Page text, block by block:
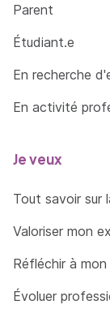
Parent
Étudiant.e
En recherche
En activité
Je veux
Tout savoir sur
Valoriser mon
Réfléchir à
Évoluer